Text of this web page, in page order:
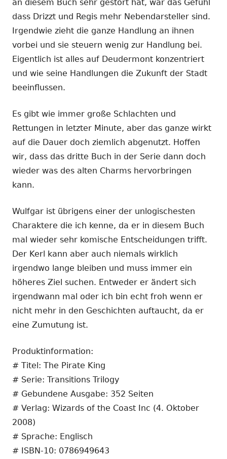
an diesem Buch sehr gestört hat, war das Gefühl
dass Drizzt und Regis mehr Nebendarsteller sind.
Irgendwie zieht die ganze Handlung an ihnen
vorbei und sie steuern wenig zur Handlung bei.
Eigentlich ist alles auf Deudermont konzentriert
und wie seine Handlungen die Zukunft der Stadt
beeinflussen.
Es gibt wie immer große Schlachten und
Rettungen in letzter Minute, aber das ganze wirkt
auf die Dauer doch ziemlich abgenutzt. Hoffen
wir, dass das dritte Buch in der Serie dann doch
wieder was des alten Charms hervorbringen
kann.
Wulfgar ist übrigens einer der unlogischesten
Charaktere die ich kenne, da er in diesem Buch
mal wieder sehr komische Entscheidungen trifft.
Der Kerl kann aber auch niemals wirklich
irgendwo lange bleiben und muss immer ein
höheres Ziel suchen. Entweder er ändert sich
irgendwann mal oder ich bin echt froh wenn er
nicht mehr in den Geschichten auftaucht, da er
eine Zumutung ist.
Produktinformation:
# Titel: The Pirate King
# Serie: Transitions Trilogy
# Gebundene Ausgabe: 352 Seiten
# Verlag: Wizards of the Coast Inc (4. Oktober
2008)
# Sprache: Englisch
# ISBN-10: 0786949643